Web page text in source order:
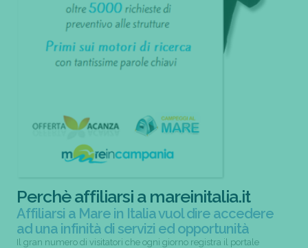
Perchè affiliarsi a mareinitalia.it
Affiliarsi a Mare in Italia vuol dire accedere
ad una infinità di servizi ed opportunità
Il gran numero di visitatori che ogni giorno registra il portale